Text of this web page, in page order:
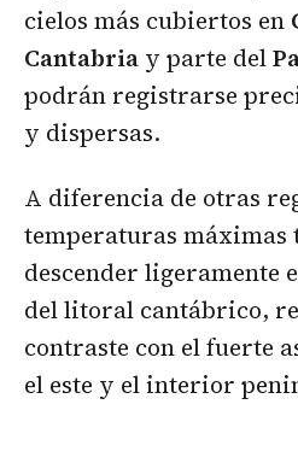
cielos más cubiertos en
Cantabria y parte del
podrán registrarse
y dispersas.
A diferencia de otras
temperaturas máximas
descender ligeramente
del litoral cantábrico,
contraste con el fuerte
el este y el interior